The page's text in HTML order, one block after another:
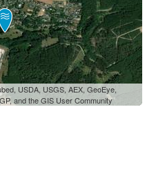
USDA, USGS, AEX, GeoEye,
and the GIS User Community